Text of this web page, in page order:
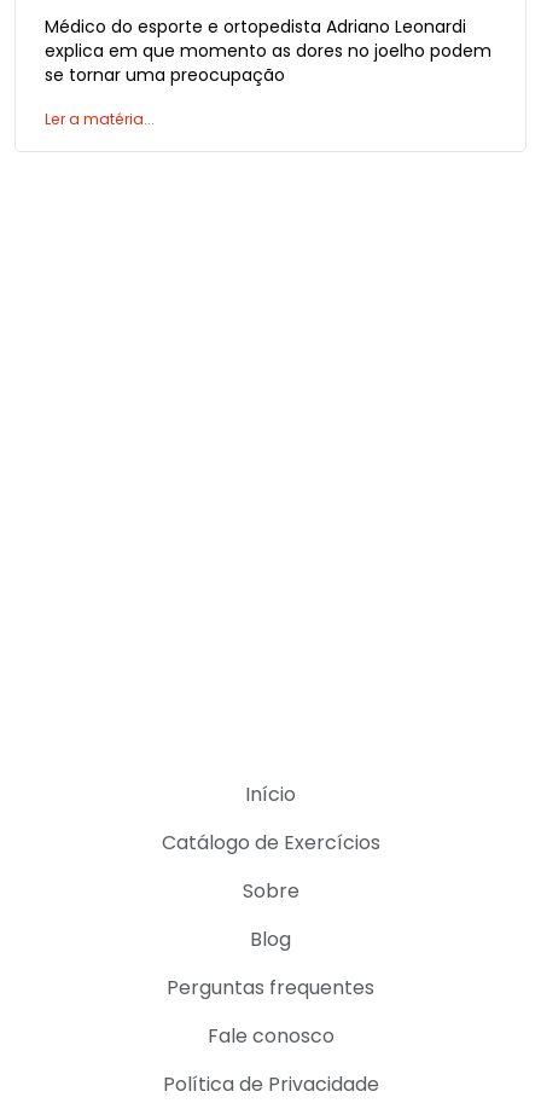
Médico do esporte e ortopedista Adriano Leonardi
explica em que momento as dores no joelho podem
se tornar uma preocupação
Ler a matéria...
Início
Catálogo de Exercícios
Sobre
Blog
Perguntas frequentes
Fale conosco
Política de Privacidade